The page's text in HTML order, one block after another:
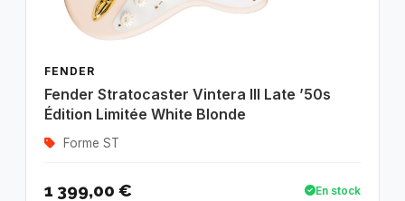
FENDER
Fender Stratocaster Vintera III Late ’50s
Édition Limitée White Blonde
Forme ST
1 399,00 € En stock